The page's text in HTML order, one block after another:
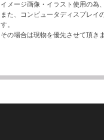
イメージ画像・イラスト使用の為
また、コンピュータディスプレイ
す。
その場合は現物を優先させて頂き